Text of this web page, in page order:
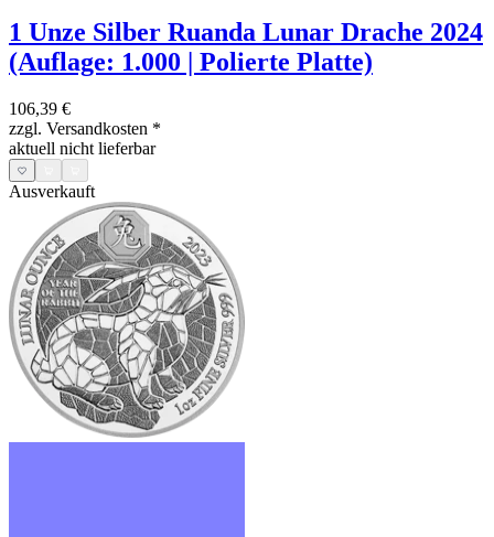
1 Unze Silber Ruanda Lunar Drache 2024
(Auflage: 1.000 | Polierte Platte)
106,39 €
zzgl. Versandkosten *
aktuell nicht lieferbar
Ausverkauft